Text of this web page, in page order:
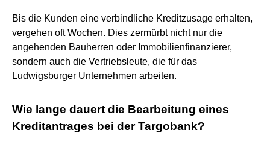
Bis die Kunden eine verbindliche Kreditzusage erhalten,
vergehen oft Wochen. Dies zermürbt nicht nur die
angehenden Bauherren oder Immobilienfinanzierer,
sondern auch die Vertriebsleute, die für das
Ludwigsburger Unternehmen arbeiten.
Wie lange dauert die Bearbeitung eines
Kreditantrages bei der Targobank?